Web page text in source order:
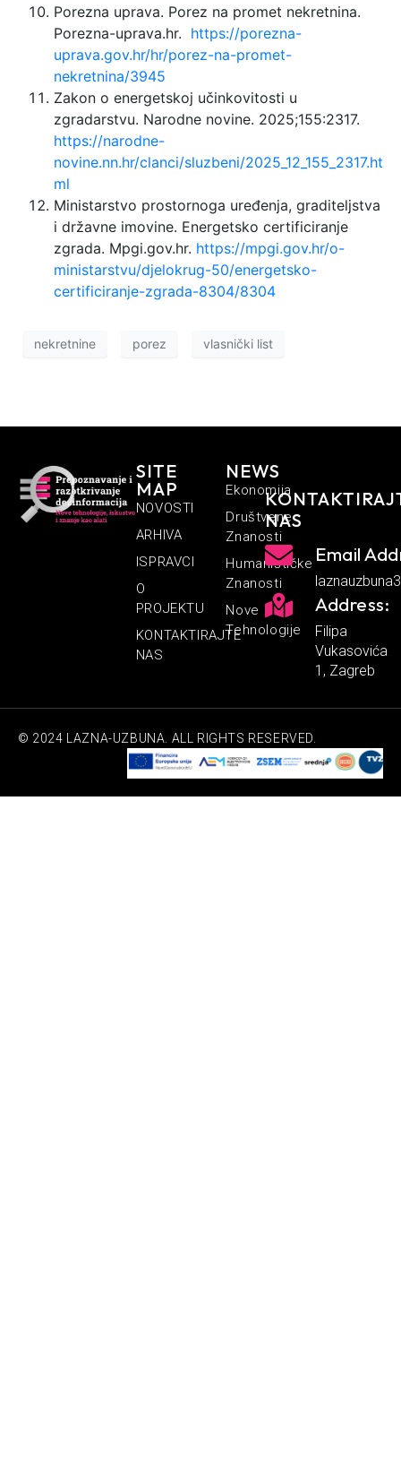
Porezna uprava. Porez na promet nekretnina.
Porezna-uprava.hr. https://porezna-
uprava.gov.hr/hr/porez-na-promet-
nekretnina/3945
Zakon o energetskoj učinkovitosti u
zgradarstvu. Narodne novine. 2025;155:2317.
https://narodne-
novine.nn.hr/clanci/sluzbeni/2025_12_155_2317.ht
ml
Ministarstvo prostornoga uređenja, graditeljstva
i državne imovine. Energetsko certificiranje
zgrada. Mpgi.gov.hr. https://mpgi.gov.hr/o-
ministarstvu/djelokrug-50/energetsko-
certificiranje-zgrada-8304/8304
nekretnine porez vlasnički list
SITE
MAP
NOVOSTI
ARHIVA
ISPRAVCI
O
PROJEKTU
KONTAKTIRAJTE
NAS
NEWS
Ekonomija
Društvene
Znanosti
Humanističke
Znanosti
Nove
Tehnologije
NAS
Email
Address:
Filipa
Vukasovića
1, Zagreb
© 2024 LAZNA-UZBUNA. ALL RIGHTS RESERVED.